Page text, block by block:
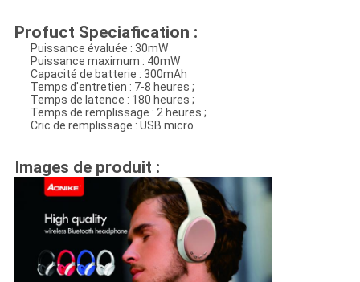
Profuct Speciafication :
Puissance évaluée : 30mW
Puissance maximum : 40mW
Capacité de batterie : 300mAh
Temps d'entretien : 7-8 heures ;
Temps de latence : 180 heures ;
Temps de remplissage : 2 heures ;
Cric de remplissage : USB micro
Images de produit :